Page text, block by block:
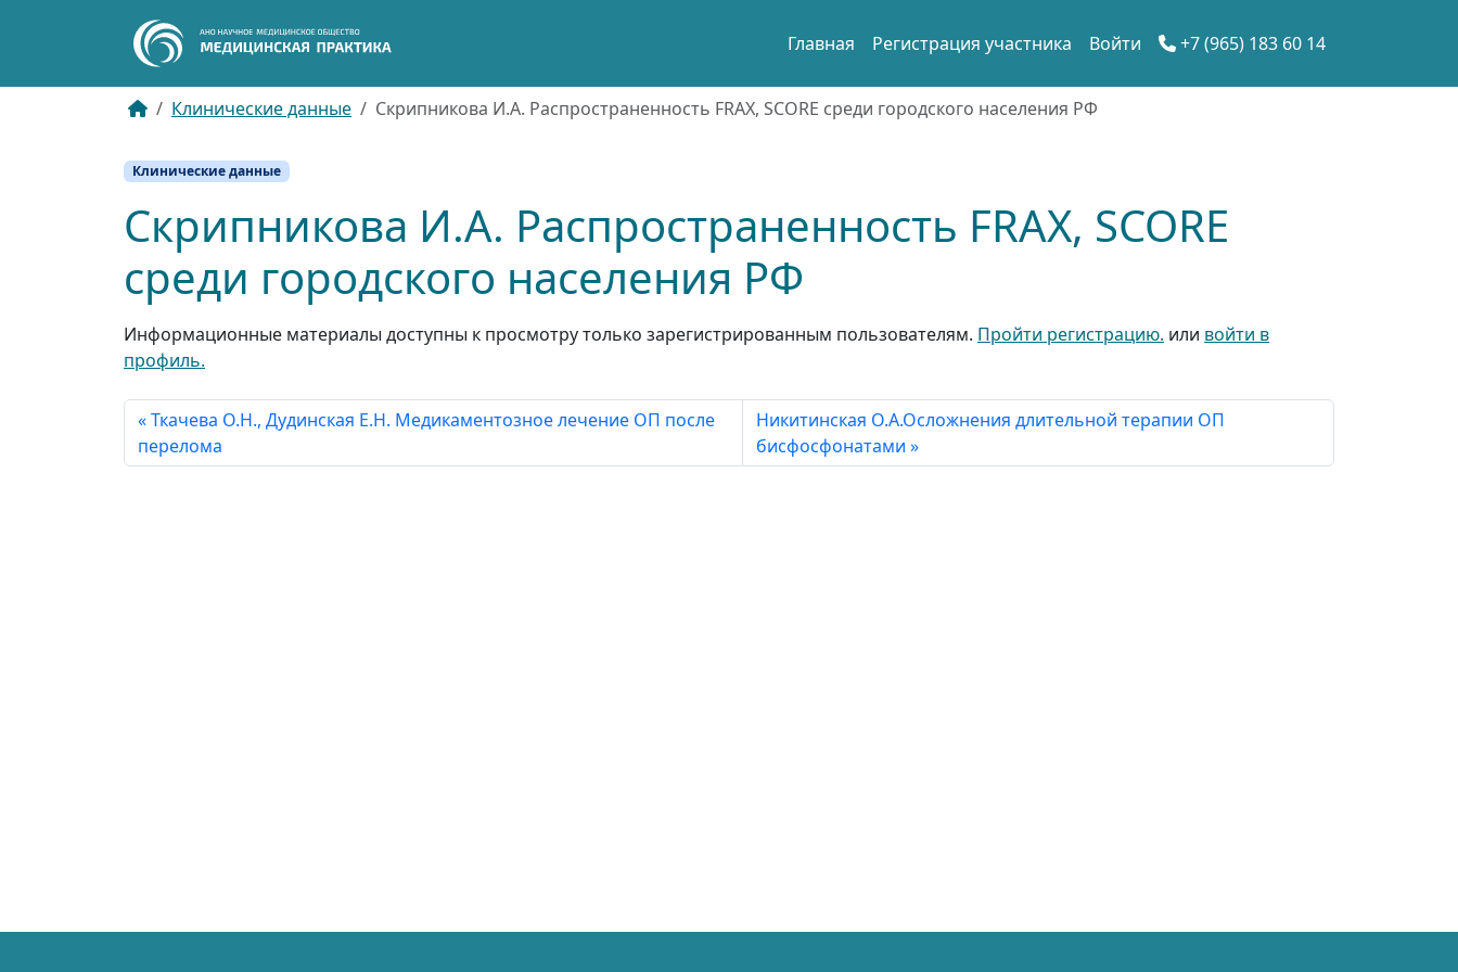
Главная Регистрация участника Войти +7 (965) 183 60 14
Клинические данные Скрипникова И.А. Распространенность FRAX, SCORE среди городского населения РФ
Клинические данные
Скрипникова И.А. Распространенность FRAX, SCORE
среди городского населения РФ
Информационные материалы доступны к просмотру только зарегистрированным пользователям. Пройти регистрацию. или войти в
профиль.
Ткачева О.Н., Дудинская Е.Н. Медикаментозное лечение ОП после
перелома
Никитинская О.А.Осложнения длительной терапии ОП
бисфосфонатами